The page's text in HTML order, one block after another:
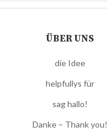
ÜBER UNS
die Idee
helpfullys für
sag hallo!
Danke – Thank you!